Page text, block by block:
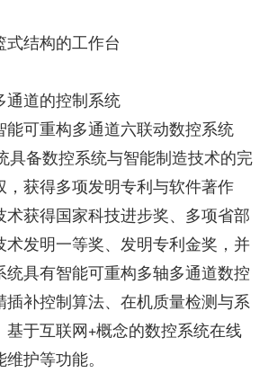
式结构的工作台
通道的控制系统
能可重构多通道六联动数控系统
具备数控系统与智能制造技术的完
，获得多项发明专利与软件著作
术获得国家科技进步奖、多项省部
术发明一等奖、发明专利金奖，并
统具有智能可重构多轴多通道数控
插补控制算法、在机质量检测与系
基于互联网+概念的数控系统在线
护等功能。